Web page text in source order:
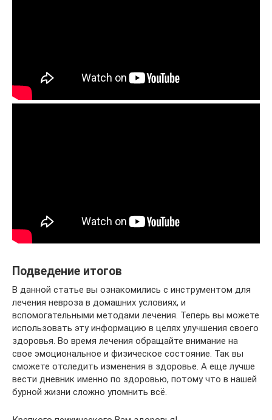
Подведение итогов
В данной статье вы ознакомились с инструментом для
лечения невроза в домашних условиях, и
вспомогательными методами лечения. Теперь вы можете
использовать эту информацию в целях улучшения своего
здоровья. Во время лечения обращайте внимание на
свое эмоциональное и физическое состояние. Так вы
сможете отследить изменения в здоровье. А еще лучше
вести дневник именно по здоровью, потому что в нашей
бурной жизни сложно упомнить всё.